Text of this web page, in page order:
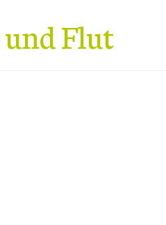
Flut